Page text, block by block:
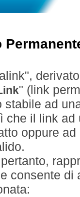
" (link
stabile ad
che il link
oppure
consente